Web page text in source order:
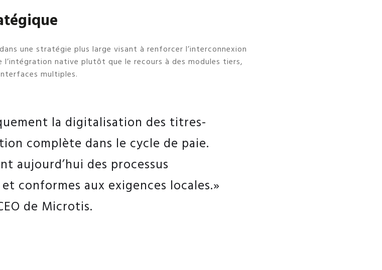
une stratégie plus large visant à renforcer l’interconnexion
l’intégration native plutôt que le recours à des modules tiers,
multiples.
la digitalisation des titres-
complète dans le cycle de paie.
aujourd’hui des processus
conformes aux exigences locales.»
de Microtis.